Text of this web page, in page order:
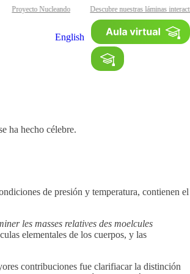
Proyecto Nucleando Descubre nuestras láminas
English
ha hecho célebre.
de presión y temperatura, contienen el
les masses relatives des moelcules
elementales de los cuerpos, y las
contribuciones fue clarifiacar la distinción